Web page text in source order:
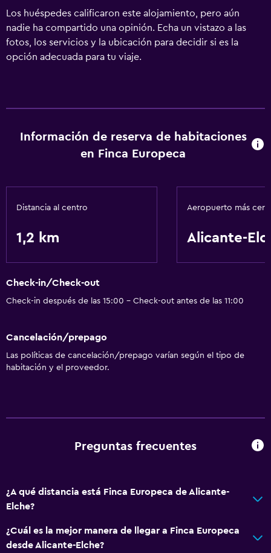
Los huéspedes calificaron este alojamiento, pero aún
nadie ha compartido una opinión. Echa un vistazo a las
fotos, los servicios y la ubicación para decidir si es la
opción adecuada para tu viaje.
Información de reserva de habitaciones
en Finca Europeca
Distancia al centro
1,2 km
Aeropuerto más
Alicante-
Check-in/Check-out
Check-in después de las 15:00 - Check-out antes de las 11:00
Cancelación/prepago
Las políticas de cancelación/prepago varían según el tipo de
habitación y el proveedor.
Preguntas frecuentes
¿A qué distancia está Finca Europeca de Alicante-
Elche?
¿Cuál es la mejor manera de llegar a Finca Europeca
desde Alicante-Elche?